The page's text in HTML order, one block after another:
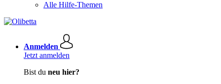
Alle Hilfe-Themen
Anmelden
Jetzt anmelden
Bist du neu hier?